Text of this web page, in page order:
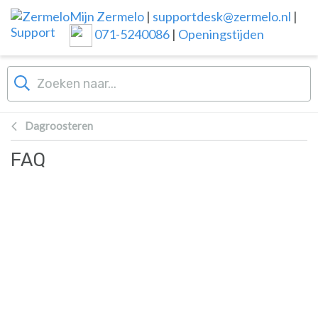
Overslaan naar hoofdinhoud
Mijn Zermelo | supportdesk@zermelo.nl |
071-5240086 | Openingstijden
Dagroosteren
FAQ